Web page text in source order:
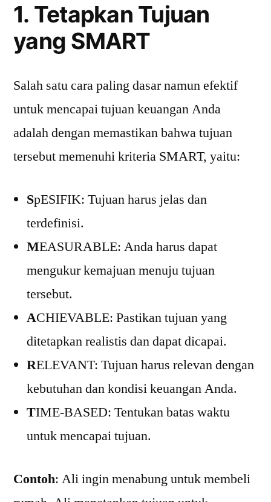
1. Tetapkan Tujuan
yang SMART
Salah satu cara paling dasar namun efektif
untuk mencapai tujuan keuangan Anda
adalah dengan memastikan bahwa tujuan
tersebut memenuhi kriteria SMART, yaitu:
SpESIFIK: Tujuan harus jelas dan
terdefinisi.
MEASURABLE: Anda harus dapat
mengukur kemajuan menuju tujuan
tersebut.
ACHIEVABLE: Pastikan tujuan yang
ditetapkan realistis dan dapat dicapai.
RELEVANT: Tujuan harus relevan dengan
kebutuhan dan kondisi keuangan Anda.
TIME-BASED: Tentukan batas waktu
untuk mencapai tujuan.
Contoh: Ali ingin menabung untuk membeli